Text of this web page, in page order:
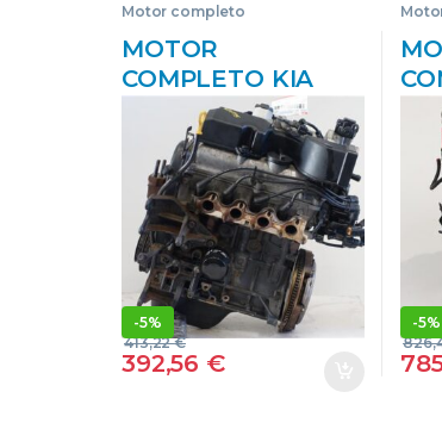
Motor completo
MOTOR
COMPLETO KIA
PICANTO (SA)
(2004->) 1.0 G4HE
G4HE MARRON
BLOQUE CORE
USADO
-5%
392,56 €
413,22€
>)
-5%